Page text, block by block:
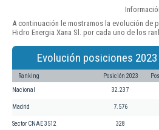
A continuación le mostramos la evolución de
Hidro Energia Xana Sl. por cada uno de los
Evolución posiciones
Ranking Posición 2023
Nacional 32.237
Madrid 7.576
Sector CNAE 3512 328